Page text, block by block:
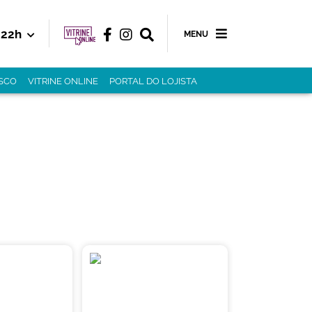
22h MENU
VITRINE ONLINE PORTAL DO LOJISTA